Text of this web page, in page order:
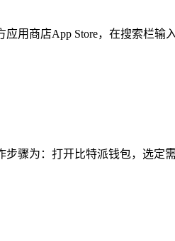
用商店App Store，在搜索栏输
步骤为：打开比特派钱包，选定